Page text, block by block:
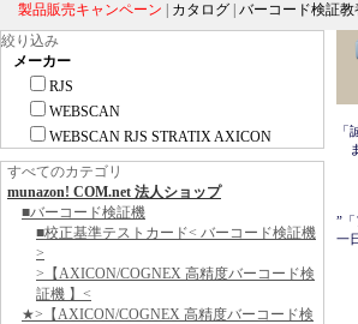
製品販売キャンペーン カタログ バーコード検証教
絞り込み
メーカー
RJS
WEBSCAN
WEBSCAN RJS STRATIX AXICON
すべてのカテゴリ
munazon! COM.net 法人ショップ
■バーコード検証機
■校正基準テストカード< バーコード検証機
>
>【AXICON/COGNEX 高精度バーコード検
証機 】<
★>【AXICON/COGNEX 高精度バーコード検
”
一